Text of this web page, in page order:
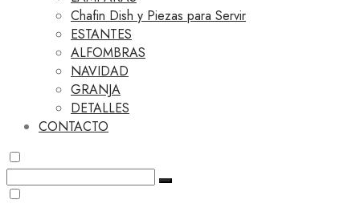
Chafin Dish y Piezas para Servir
ESTANTES
ALFOMBRAS
NAVIDAD
GRANJA
DETALLES
CONTACTO